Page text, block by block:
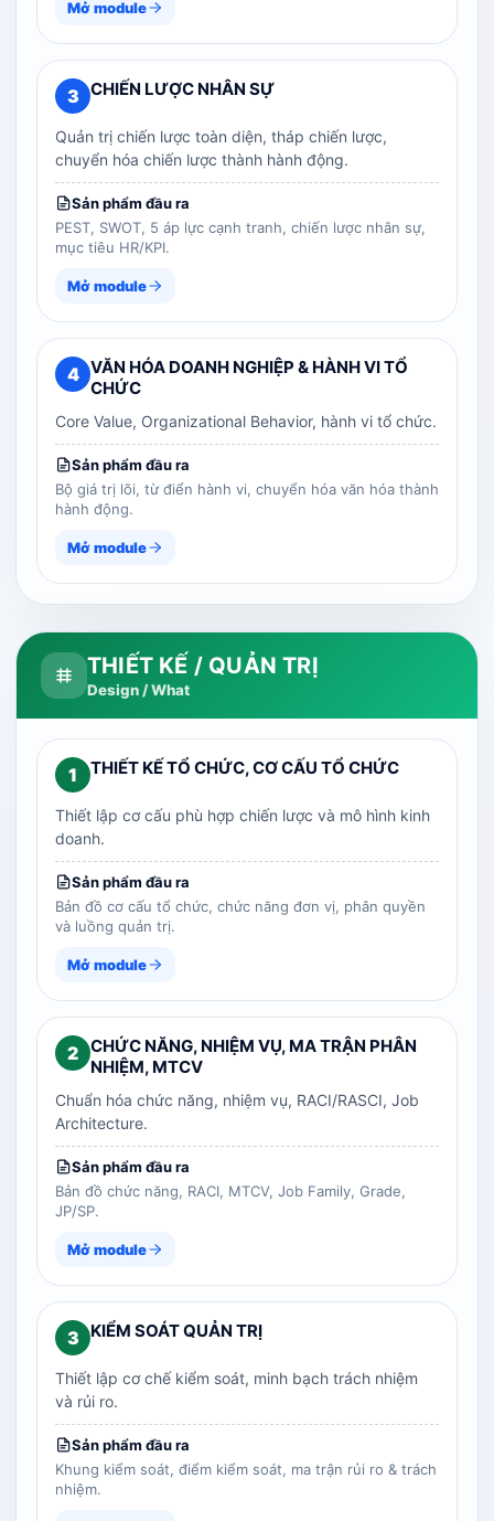
Mở module
3 CHIẾN LƯỢC NHÂN SỰ
Quản trị chiến lược toàn diện, tháp chiến lược,
chuyển hóa chiến lược thành hành động.
Sản phẩm đầu ra
PEST, SWOT, 5 áp lực cạnh tranh, chiến lược nhân sự,
mục tiêu HR/KPI.
Mở module
4 VĂN HÓA DOANH NGHIỆP & HÀNH VI TỔ
CHỨC
Core Value, Organizational Behavior, hành vi tổ chức.
Sản phẩm đầu ra
Bộ giá trị lõi, từ điển hành vi, chuyển hóa văn hóa thành
hành động.
Mở module
THIẾT KẾ / QUẢN TRỊ
Design / What
1 THIẾT KẾ TỔ CHỨC, CƠ CẤU TỔ CHỨC
Thiết lập cơ cấu phù hợp chiến lược và mô hình kinh
doanh.
Sản phẩm đầu ra
Bản đồ cơ cấu tổ chức, chức năng đơn vị, phân quyền
và luồng quản trị.
Mở module
2 CHỨC NĂNG, NHIỆM VỤ, MA TRẬN PHÂN
NHIỆM, MTCV
Chuẩn hóa chức năng, nhiệm vụ, RACI/RASCI, Job
Architecture.
Sản phẩm đầu ra
Bản đồ chức năng, RACI, MTCV, Job Family, Grade,
JP/SP.
Mở module
3 KIỂM SOÁT QUẢN TRỊ
Thiết lập cơ chế kiểm soát, minh bạch trách nhiệm
và rủi ro.
Sản phẩm đầu ra
Khung kiểm soát, điểm kiểm soát, ma trận rủi ro & trách
nhiệm.